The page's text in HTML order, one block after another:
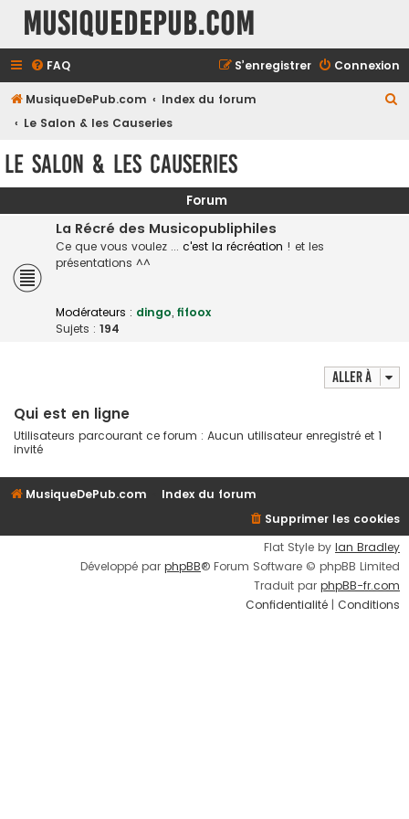
MusiqueDePub.com
FAQ Connexion
S’enregistrer
MusiqueDePub.com
Index du forum
Le Salon & les Causeries
r
Le Salon & les Causeries
Forum
La Récré des Musicopubliphiles
Ce que vous voulez ... c'est la récréation ! et les
présentations ^^
Modérateurs : dingo, fifoox
Sujets : 194
Aller à
Qui est en ligne
Utilisateurs parcourant ce forum : Aucun utilisateur enregistré et 1
invité
MusiqueDePub.com
Index du forum
Supprimer les cookies
Flat Style by Ian Bradley
Développé par phpBB® Forum Software © phpBB Limited
Traduit par phpBB-fr.com
Confidentialité | Conditions